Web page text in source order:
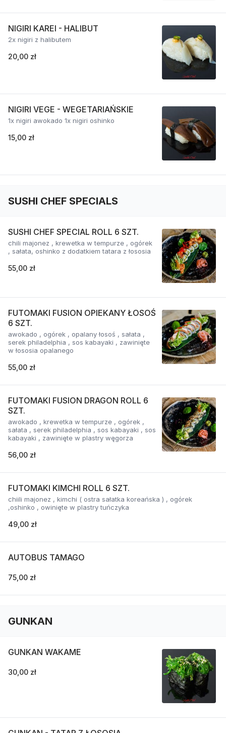
NIGIRI KAREI - HALIBUT
2x nigiri z halibutem
20,00 zł
NIGIRI VEGE - WEGETARIAŃSKIE
1x nigiri awokado 1x nigiri oshinko
15,00 zł
SUSHI CHEF SPECIALS
SUSHI CHEF SPECIAL ROLL 6 SZT.
chili majonez , krewetka w tempurze , ogórek
, sałata, oshinko z dodatkiem tatara z łososia
55,00 zł
FUTOMAKI FUSION OPIEKANY ŁOSOŚ
6 SZT.
awokado , ogórek , opalany łosoś , sałata ,
serek philadelphia , sos kabayaki , zawinięte
w łososia opalanego
55,00 zł
FUTOMAKI FUSION DRAGON ROLL 6
SZT.
awokado , krewetka w tempurze , ogórek ,
sałata , serek philadelphia , sos kabayaki , sos
kabayaki , zawinięte w plastry węgorza
56,00 zł
FUTOMAKI KIMCHI ROLL 6 SZT.
chiili majonez , kimchi ( ostra sałatka koreańska ) , ogórek
,oshinko , owinięte w plastry tuńczyka
49,00 zł
AUTOBUS TAMAGO
75,00 zł
GUNKAN
GUNKAN WAKAME
30,00 zł